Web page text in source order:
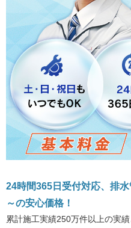
24時間365日受付対応、排
～の安心価格！
累計施工実績250万件以上の実